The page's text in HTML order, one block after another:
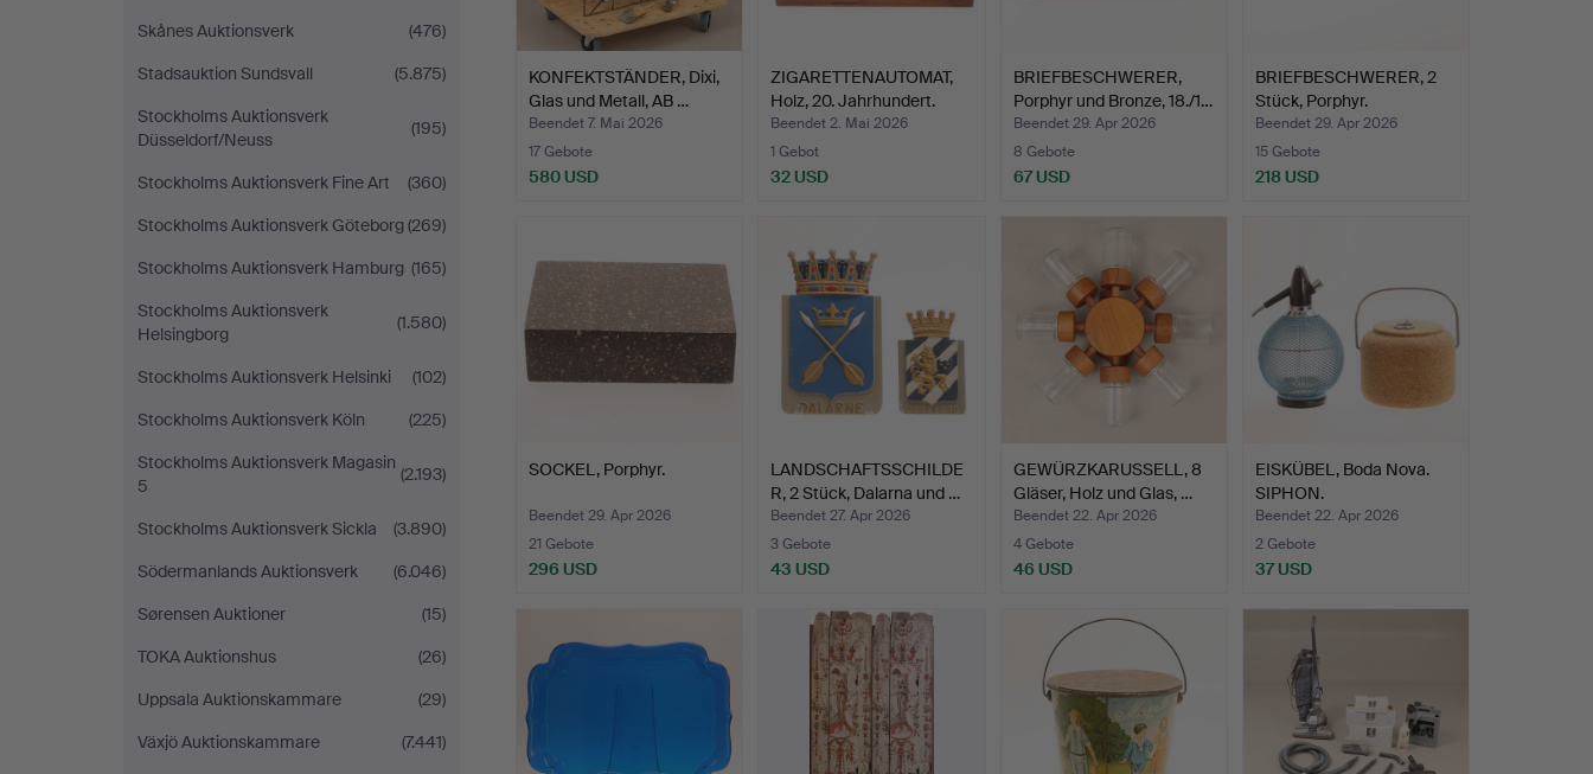
Skånes Auktionsverk
(476)
Stadsauktion Sundsvall
(5.875)
Stockholms Auktionsverk
Düsseldorf/Neuss
(195)
Stockholms Auktionsverk Fine Art
(360)
Stockholms Auktionsverk Göteborg(269)
Stockholms Auktionsverk Hamburg (165)
Stockholms Auktionsverk
Helsingborg
(1.580)
Stockholms Auktionsverk Helsinki
(102)
Stockholms Auktionsverk Köln
(225)
Stockholms Auktionsverk Magasin
5
(2.193)
Stockholms Auktionsverk Sickla
(3.890)
Södermanlands Auktionsverk
(6.046)
Sørensen Auktioner
(15)
TOKA Auktionshus
(26)
Uppsala Auktionskammare
(29)
Växjö Auktionskammare
(7.441)
KONFEKTSTÄNDER, Dixi,
Glas und Metall, AB …
Beendet 7. Mai 2026
17 Gebote
580 USD
ZIGARETTENAUTOMAT,
Holz, 20. Jahrhundert.
Beendet 2. Mai 2026
1 Gebot
32 USD
BRIEFBESCHWERER,
Porphyr und Bronze, 18./1…
Beendet 29. Apr 2026
8 Gebote
67 USD
BRIEFBESCHWERER, 2
Stück, Porphyr.
Beendet 29. Apr 2026
15 Gebote
218 USD
SOCKEL, Porphyr.
Beendet 29. Apr 2026
21 Gebote
296 USD
LANDSCHAFTSSCHILDE
R, 2 Stück, Dalarna und …
Beendet 27. Apr 2026
3 Gebote
43 USD
GEWÜRZKARUSSELL, 8
Gläser, Holz und Glas, …
Beendet 22. Apr 2026
4 Gebote
46 USD
EISKÜBEL, Boda Nova.
SIPHON.
Beendet 22. Apr 2026
2 Gebote
37 USD